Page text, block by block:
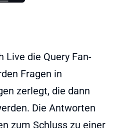
Live die Query Fan-
Fragen in
zerlegt, die dann
Die Antworten
zum Schluss zu einer